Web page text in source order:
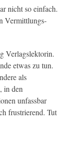
nicht so einfach.
Vermittlungs-
Verlagslektorin.
etwas zu tun.
als
in den
unfassbar
frustrierend. Tut